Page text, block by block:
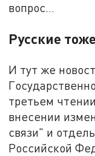
вопрос…
Русские
И тут же
третьем
внесении
связи" и
Российской